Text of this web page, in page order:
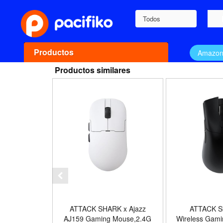
Todos
Productos Amazon
Productos similares
ATTACK SHARK x Ajazz
AJ159 Gaming Mouse,2.4G
ATTACK
Wireless